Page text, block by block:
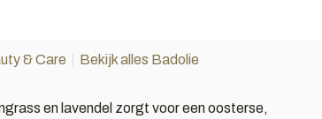
& Care Bekijk alles Badolie
en lavendel zorgt voor een oosterse,